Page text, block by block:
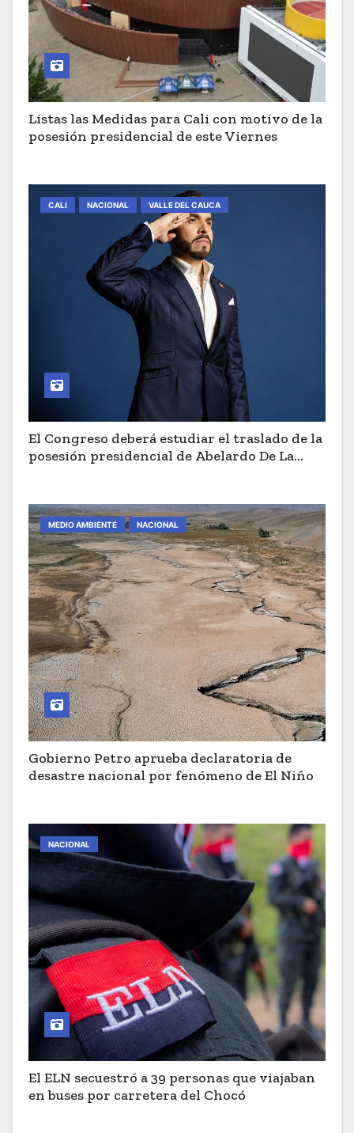
Listas las Medidas para Cali con motivo de la
posesión presidencial de este Viernes
CALI NACIONAL VALLE DEL CAUCA
El Congreso deberá estudiar el traslado de la
posesión presidencial de Abelardo De La
MEDIO AMBIENTE NACIONAL
Gobierno Petro aprueba declaratoria de
desastre nacional por fenómeno de El Niño
NACIONAL
El ELN secuestró a 39 personas que viajaban
en buses por carretera del Chocó